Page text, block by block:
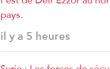
pays.
il y a 5 heures